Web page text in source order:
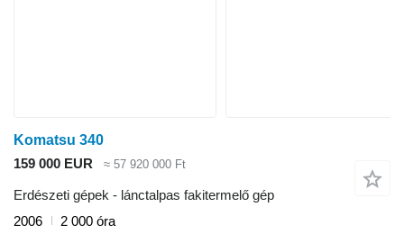
Komatsu 340
159 000 EUR
≈ 57 920 000 Ft
Erdészeti gépek - lánctalpas fakitermelő gép
2006
2 000 óra